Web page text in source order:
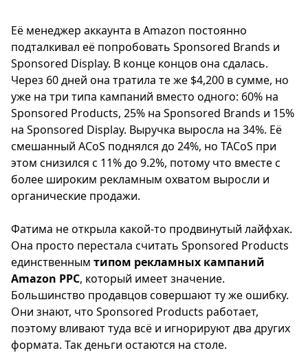
Её менеджер аккаунта в Amazon постоянно
подталкивал её попробовать Sponsored Brands и
Sponsored Display. В конце концов она сдалась.
Через 60 дней она тратила те же $4,200 в сумме, но
уже на три типа кампаний вместо одного: 60% на
Sponsored Products, 25% на Sponsored Brands и 15%
на Sponsored Display. Выручка выросла на 34%. Её
смешанный ACoS поднялся до 24%, но TACoS при
этом снизился с 11% до 9.2%, потому что вместе с
более широким рекламным охватом выросли и
органические продажи.
Фатима не открыла какой-то продвинутый лайфхак.
Она просто перестала считать Sponsored Products
единственным типом рекламных кампаний
Amazon PPC, который имеет значение.
Большинство продавцов совершают ту же ошибку.
Они знают, что Sponsored Products работает,
поэтому вливают туда всё и игнорируют два других
формата. Так деньги остаются на столе.